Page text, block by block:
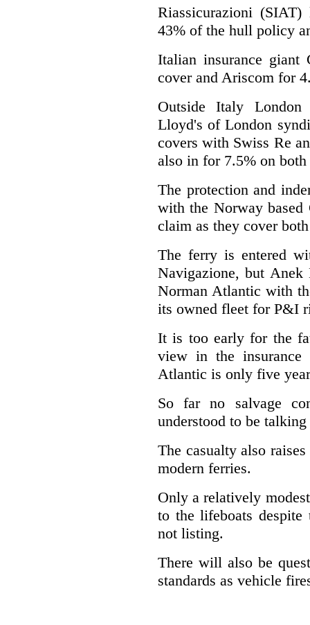
Riassicurazioni
43% of the hull policy
Italian insurance
cover and Ariscom for
Outside Italy
Lloyd's of London
covers with Swiss Re
also in for 7.5% on
The protection and
with the Norway
claim as they cover
The ferry is entered
Navigazione, but Anek
Norman Atlantic with
its owned fleet for P&I
It is too early for the
view in the insurance
Atlantic is only five
So far no salvage
understood to be
The casualty also
modern ferries.
Only a relatively
to the lifeboats despite
not listing.
There will also be
standards as vehicle